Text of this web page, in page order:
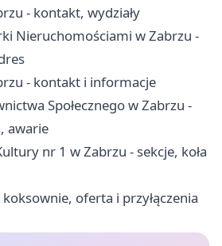
- kontakt, wydziały
Nieruchomościami w Zabrzu -
- kontakt i informacje
Społecznego w Zabrzu -
awarie
nr 1 w Zabrzu - sekcje, koła
koksownie, oferta i przyłączenia